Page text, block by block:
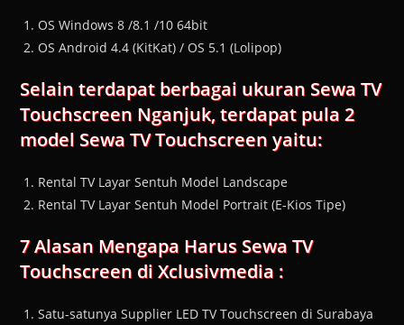
OS Windows 8 /8.1 /10 64bit
OS Android 4.4 (KitKat) / OS 5.1 (Lolipop)
Selain terdapat berbagai ukuran Sewa TV
Touchscreen Nganjuk, terdapat pula 2
model Sewa TV Touchscreen yaitu:
Rental TV Layar Sentuh Model Landscape
Rental TV Layar Sentuh Model Portrait (E-Kios Tipe)
7 Alasan Mengapa Harus Sewa TV
Touchscreen di Xclusivmedia :
Satu-satunya Supplier LED TV Touchscreen di Surabaya